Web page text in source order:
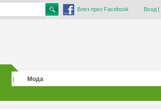
Влез през Facebook Вход|
|
Мода